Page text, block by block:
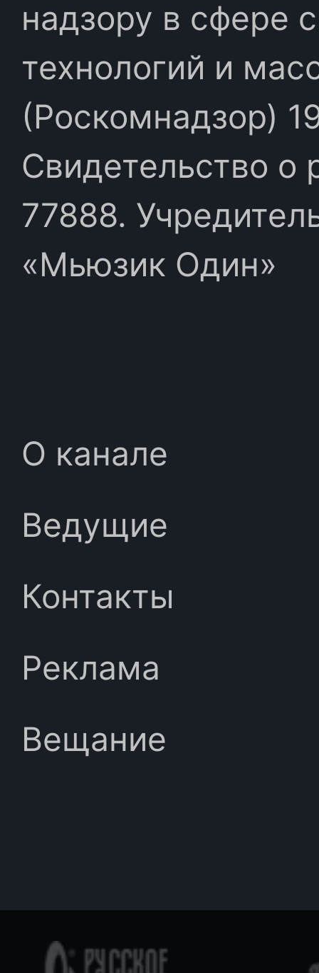
надзору в сфере
технологий и
(Роскомнадзор)
Свидетельство
77888.
«Мьюзик Один»
О канале
Ведущие
Контакты
Реклама
Вещание